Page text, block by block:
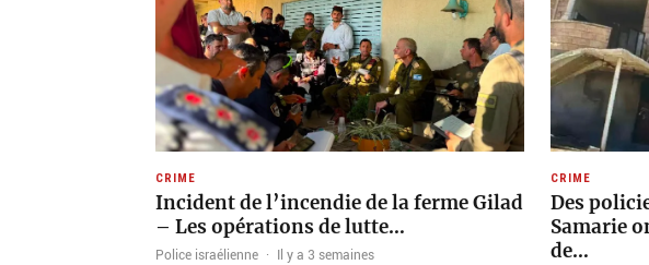
CRIME
Incident de l’incendie de la ferme Gilad
– Les opérations de lutte…
Police israélienne · Il y a 3 semaines
CRIME
Des
Samarie
de…